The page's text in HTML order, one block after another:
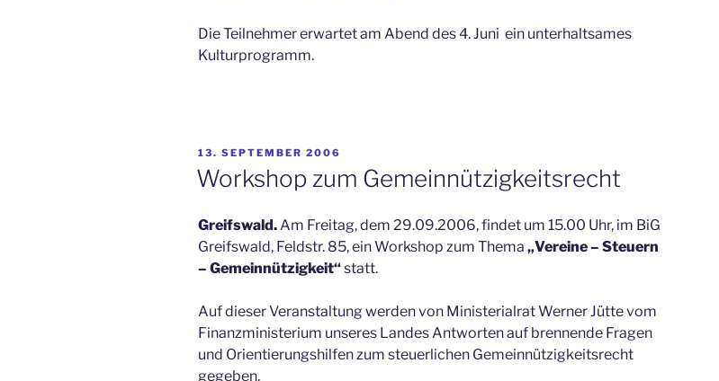
Die Teilnehmer erwartet am Abend des 4. Juni ein unterhaltsames
Kulturprogramm.
VERÖFFENTLICHT
AM
13. SEPTEMBER 2006
Workshop zum Gemeinnützigkeitsrecht
Greifswald.Am Freitag, dem 29.09.2006, findet um 15.00 Uhr, im BiG
Greifswald, Feldstr. 85, ein Workshop zum Thema „Vereine – Steuern
– Gemeinnützigkeit“statt.
Auf dieser Veranstaltung werden von Ministerialrat Werner Jütte vom
Finanzministerium unseres Landes Antworten auf brennende Fragen
und Orientierungshilfen zum steuerlichen Gemeinnützigkeitsrecht
gegeben.